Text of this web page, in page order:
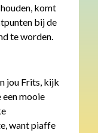
komt
bij de
te worden.
jou Frits, kijk
een mooie
want piaffe